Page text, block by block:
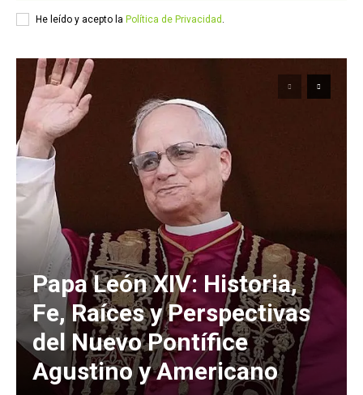
He leído y acepto la Política de Privacidad
Papa León XIV: Historia,
Fe, Raíces y Perspectivas
del Nuevo Pontífice
Agustino y Americano